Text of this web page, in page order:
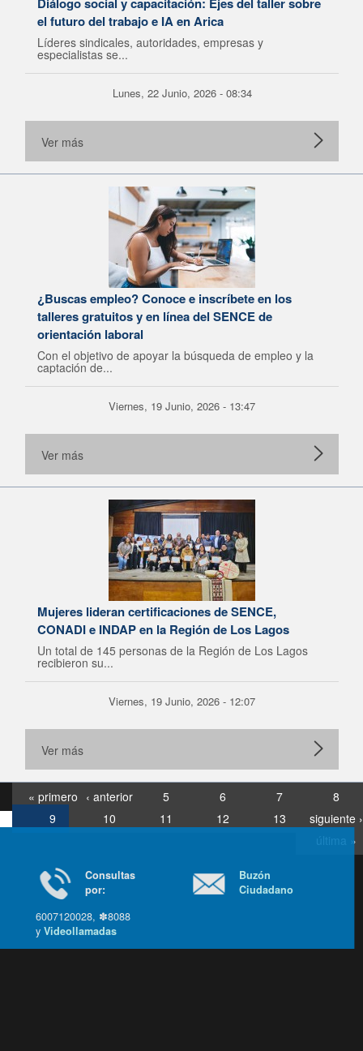
el futuro del trabajo e IA en Arica
Líderes sindicales, autoridades, empresas y
especialistas se...
Lunes, 22 Junio, 2026 - 08:34
Ver más
¿Buscas empleo? Conoce e inscríbete en los
talleres gratuitos y en línea del SENCE de
orientación laboral
Con el objetivo de apoyar la búsqueda de empleo y la
captación de...
Viernes, 19 Junio, 2026 - 13:47
Ver más
Mujeres lideran certificaciones de SENCE,
CONADI e INDAP en la Región de Los Lagos
Un total de 145 personas de la Región de Los Lagos
recibieron su...
Viernes, 19 Junio, 2026 - 12:07
Ver más
« primero ‹ anterior 5 6 7
8
9
10 11 12 13
siguiente ›
última »
Consultas
por:
6007120028, ✽8088
yVideollamadas
Buzón
Ciudadano